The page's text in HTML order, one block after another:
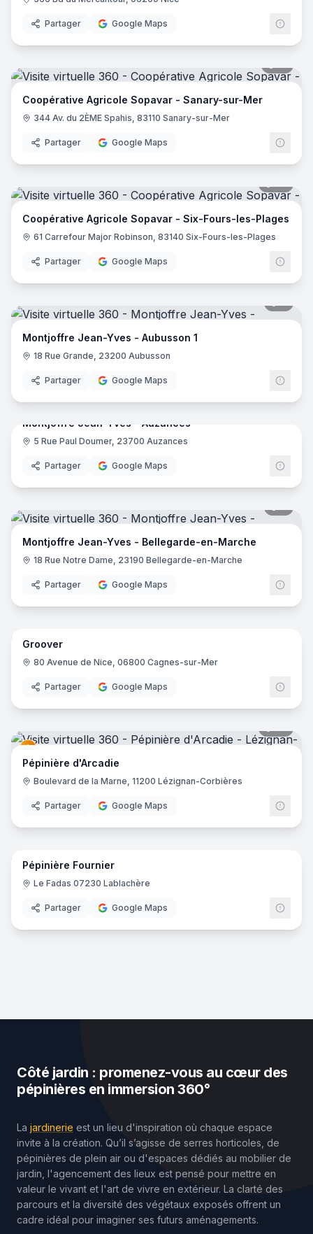
Partager Google Maps
Coopérative Agricole Sopavar - Sanary-sur-Mer
344 Av. du 2ÈME Spahis, 83110 Sanary-sur-Mer
Partager Google Maps
Coopérative Agricole Sopavar - Six-Fours-les-Plages
61 Carrefour Major Robinson, 83140 Six-Fours-les-Plages
Partager Google Maps
Montjoffre Jean-Yves - Aubusson 1
18 Rue Grande, 23200 Aubusson
Partager Google Maps
Montjoffre Jean-Yves - Auzances
5 Rue Paul Doumer, 23700 Auzances
Partager Google Maps
Montjoffre Jean-Yves - Bellegarde-en-Marche
18 Rue Notre Dame, 23190 Bellegarde-en-Marche
Partager Google Maps
8
Groover
80 Avenue de Nice, 06800 Cagnes-sur-Mer
Partager Google Maps
Pépinière d'Arcadie
Boulevard de la Marne, 11200 Lézignan-Corbières
Partager Google Maps
20
Pépinière Fournier
Le Fadas 07230 Lablachère‎
Partager Google Maps
Côté jardin : promenez-vous au cœur des
pépinières en immersion 360°
La jardinerie est un lieu d'inspiration où chaque espace
invite à la création. Qu’il s’agisse de serres horticoles, de
pépinières de plein air ou d'espaces dédiés au mobilier de
jardin, l'agencement des lieux est pensé pour mettre en
valeur le vivant et l'art de vivre en extérieur. La clarté des
parcours et la diversité des végétaux exposés offrent un
cadre idéal pour imaginer ses futurs aménagements.